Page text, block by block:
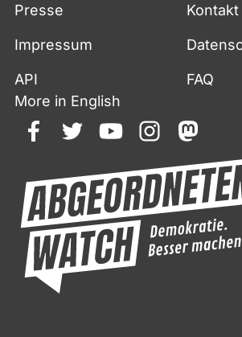
Presse Kontakt
Impressum
API
FAQ
More in English
facebooktwitteryoutubeinstagram